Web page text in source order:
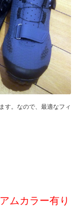
す。なので、最適なフィ
ムカラー有り